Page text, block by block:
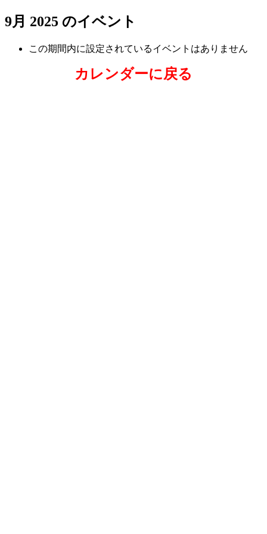
9月 2025 のイベント
この期間内に設定されているイベントはありません
カレンダーに戻る